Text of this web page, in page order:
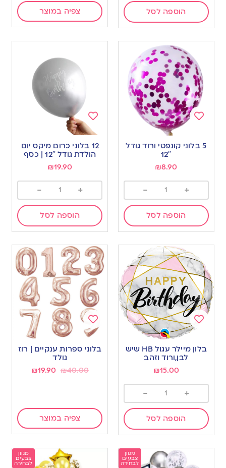
הוספה לסל צפיה במוצר
to
wishlist
5 בלוני קונפטי ורוד גודל
12″
₪8.90
+
-
הוספה לסל
Add
to
wishlist
12 בלוני כרום מיקס יום
הולדת גודל 12″ | כסף
₪19.90
+
-
הוספה לסל
Add
to
wishlist
בלון מיילר עגול HB שיש
לבן,ורוד וזהב
₪15.00
+
-
הוספה לסל
Add
to
בלוני ספרות ענקיים | רוז
גולד
₪40.00
₪19.90
צפיה במוצר
מגוון
צבעים
לבחירה
מגוון
צבעים
לבחירה